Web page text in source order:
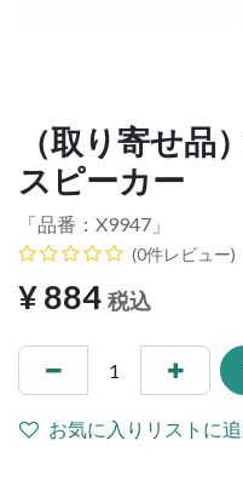
（取り寄せ品
スピーカー
「品番： X9947 」
(0件レビュー)
¥884 税込
お気に入りリストに